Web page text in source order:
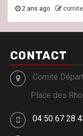
2 ans ago comite
CONTACT
Comité
Place des
04 50 67 28